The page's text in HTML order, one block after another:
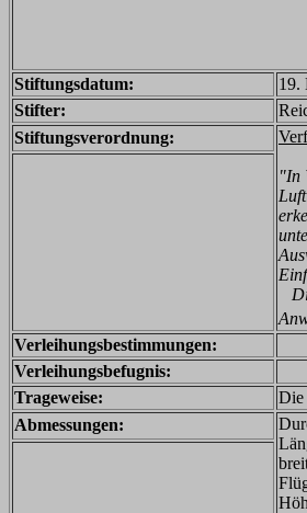
Stiftungsdatum:
19.
Stifter:
Stiftungsverordnung:
"In
Verleihungsbestimmungen:
Verleihungsbefugnis:
Trageweise:
Die
Abmessungen: